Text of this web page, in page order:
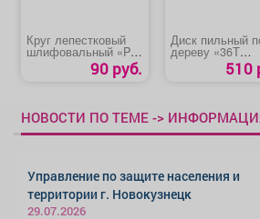
Круг лепестковый
шлифовальный «P80
TARG» 90 руб.
Диск пильный
дереву «36Т
STAYER» 510
НОВОСТИ ПО ТЕМЕ ->
Управление по защите населения и
территории г. Новокузнецк
29.07.2026